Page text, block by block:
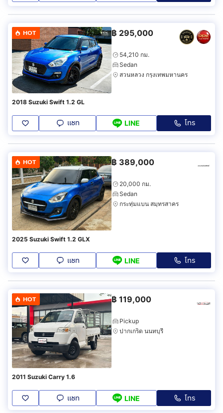
HOT ฿ 295,000
54,210 กม.
Sedan
สวนหลวง กรุงเทพมหานคร
2018 Suzuki Swift 1.2 GL
แชท LINE โทร
HOT ฿ 389,000
20,000 กม.
Sedan
กระทุ่มแบน สมุทรสาคร
2025 Suzuki Swift 1.2 GLX
แชท LINE โทร
HOT ฿ 119,000
Pickup
ปากเกร็ด นนทบุรี
2011 Suzuki Carry 1.6
แชท LINE โทร